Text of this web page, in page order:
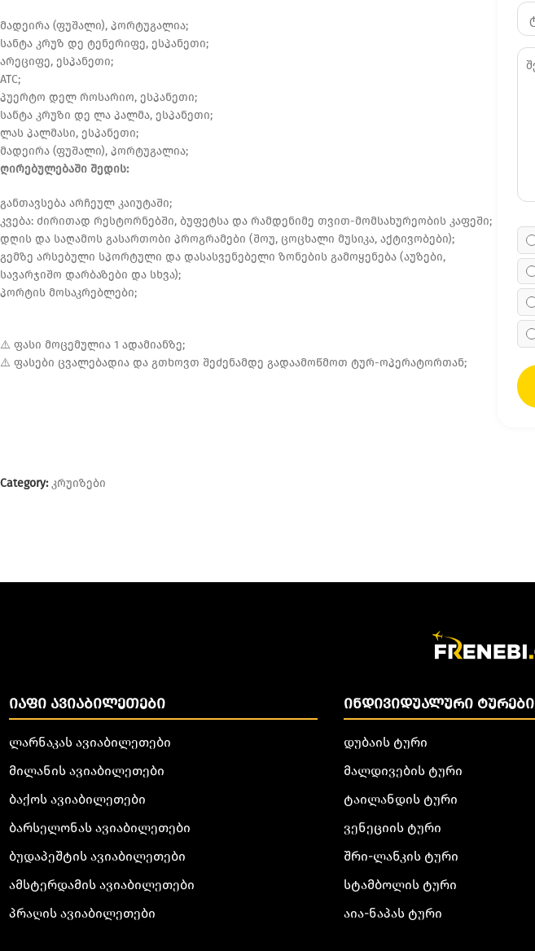
მადეირა (ფუშალი), პორტუგალია;
სანტა კრუზ დე ტენერიფე, ესპანეთი;
არეციფე, ესპანეთი;
ATC;
პუერტო დელ როსარიო, ესპანეთი;
სანტა კრუზი დე ლა პალმა, ესპანეთი;
ლას პალმასი, ესპანეთი;
მადეირა (ფუშალი), პორტუგალია;
ღირებულებაში შედის:
განთავსება არჩეულ კაიუტაში;
კვება: ძირითად რესტორნებში, ბუფეტსა და რამდენიმე თვით-მომსახურეობის კაფეში;
დღის და საღამოს გასართობი პროგრამები (შოუ, ცოცხალი მუსიკა, აქტივობები);
გემზე არსებული სპორტული და დასასვენებელი ზონების გამოყენება (აუზები,
სავარჯიშო დარბაზები და სხვა);
პორტის მოსაკრებლები;
⚠️ ფასი მოცემულია 1 ადამიანზე;
⚠️ ფასები ცვალებადია და გთხოვთ შეძენამდე გადაამოწმოთ ტურ-ოპერატორთან;
Category: კრუიზები
ᲘᲐᲤᲘ ᲐᲕᲘᲐᲑᲘᲚᲔᲗᲔᲑᲘ
ლარნაკას ავიაბილეთები
მილანის ავიაბილეთები
ბაქოს ავიაბილეთები
ბარსელონას ავიაბილეთები
ბუდაპეშტის ავიაბილეთები
ამსტერდამის ავიაბილეთები
პრაღის ავიაბილეთები
ᲘᲜᲓᲘᲕᲘᲓᲣᲐᲚᲣᲠᲘ ᲢᲣᲠᲔᲑᲘ
დუბაის ტური
მალდივების ტური
ტაილანდის ტური
ვენეციის ტური
შრი-ლანკის ტური
სტამბოლის ტური
აია-ნაპას ტური